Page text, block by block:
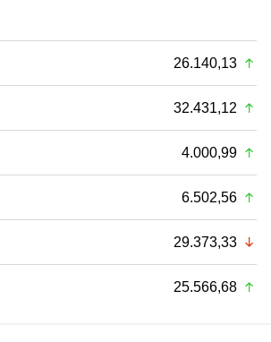
26.140,13
32.431,12
4.000,99
6.502,56
29.373,33
25.566,68